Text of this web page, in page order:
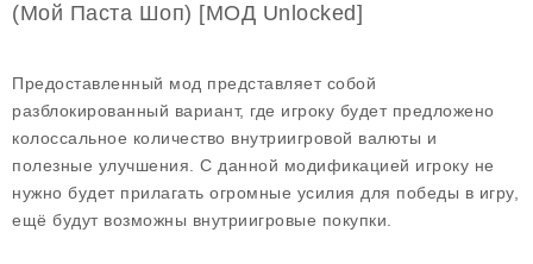
(Мой Паста Шоп) [МОД Unlocked]
Предоставленный мод представляет собой
разблокированный вариант, где игроку будет предложено
колоссальное количество внутриигровой валюты и
полезные улучшения. С данной модификацией игроку не
нужно будет прилагать огромные усилия для победы в игру,
ещё будут возможны внутриигровые покупки.